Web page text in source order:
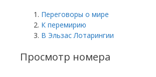
Переговоры о мире
К перемирию
В Эльзас Лотарингии
Просмотр номера